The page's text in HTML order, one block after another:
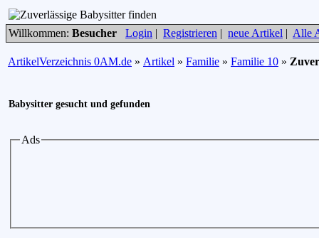
Willkommen: Besucher Login | Registrieren | neue Artikel | Alle
ArtikelVerzeichnis 0AM.de » Artikel » Familie » Familie 10 »
Babysitter gesucht und gefunden
Ads